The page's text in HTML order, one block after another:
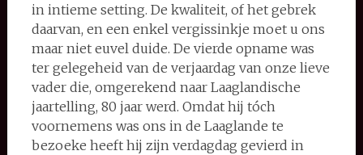
in intieme setting. De kwaliteit, of het gebrek
daarvan, en een enkel vergissinkje moet u ons
maar niet euvel duide. De vierde opname was
ter gelegeheid van de verjaardag van onze lieve
vader die, omgerekend naar Laaglandische
jaartelling, 80 jaar werd. Omdat hij tóch
voornemens was ons in de Laaglande te
bezoeke heeft hij zijn verdagdag gevierd in